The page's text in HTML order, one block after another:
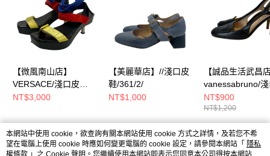
【微風南山店】
VERSACE/淺口皮
鞋/38/
NT$3,000
【美麗華店】//淺口皮
鞋/361/2/
NT$1,000
【誠品生活武昌
vanessabruno/
鞋/361/2/
NT$900
NT$1,200
熱門標籤
本網站中使用 cookie，欲查詢有關本網站使用 cookie 方式之詳情，及若您不希
望在電腦上使用 cookie 時應如何變更電腦的 cookie 設定，請參閱本網站「 隱私
權條款 」之 Cookie 聲明。您繼續使用本網站即表示您同意本公司得按本網站使